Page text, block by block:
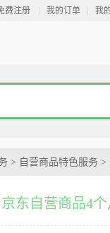
费注册 我的订单 我
> 自营商品特色服务 >
京东自营商品4